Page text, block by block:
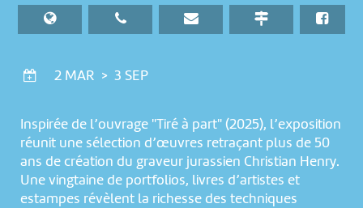
2 MAR > 3 SEP
Inspirée de l’ouvrage "Tiré à part" (2025), l’exposition
réunit une sélection d’œuvres retraçant plus de 50
ans de création du graveur jurassien Christian Henry.
Une vingtaine de portfolios, livres d’artistes et
estampes révèlent la richesse des techniques